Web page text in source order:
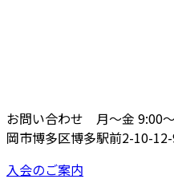
お問い合わせ 月〜金 9:00
岡市博多区博多駅前2-10-
入会のご案内